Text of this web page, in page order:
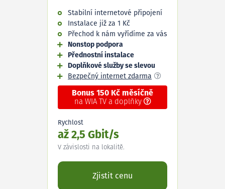
Stabilní internetové připojení
Instalace již za 1 Kč
Přechod k nám vyřídíme za vás
Nonstop podpora
Přednostní instalace
Doplňkové služby se slevou
Bezpečný internet zdarma
Bonus 150 Kč měsíčně
na WIA TV a doplňky
Rychlost
až 2,5 Gbit/s
V závislosti na lokalitě.
Zjistit cenu